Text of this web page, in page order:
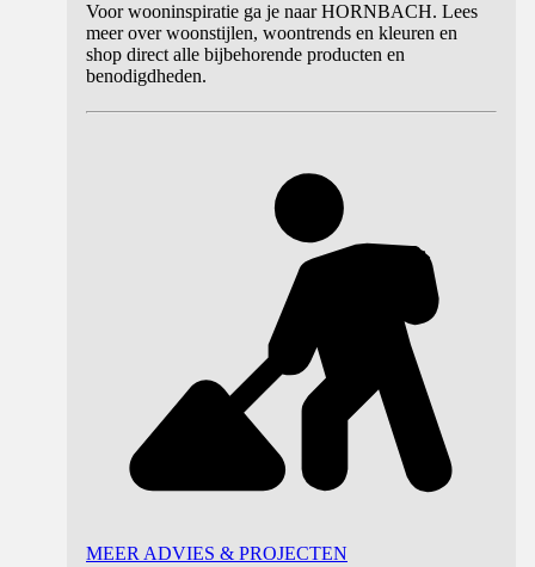
Voor wooninspiratie ga je naar HORNBACH. Lees
meer over woonstijlen, woontrends en kleuren en
shop direct alle bijbehorende producten en
benodigdheden.
MEER ADVIES & PROJECTEN